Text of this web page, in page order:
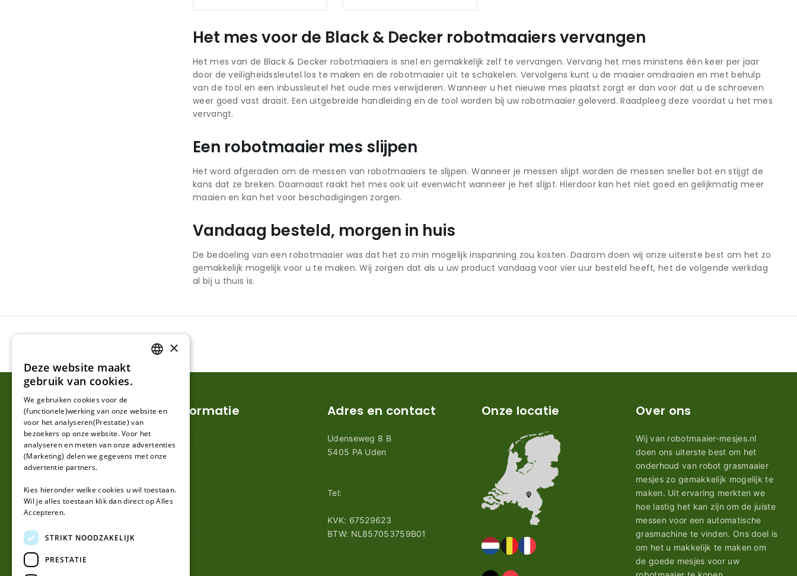
Het mes voor de Black & Decker robotmaaiers vervangen
Het mes van de Black & Decker robotmaaiers is snel en gemakkelijk zelf te vervangen. Vervang het mes minstens één keer per jaar
door de veiligheidssleutel los te maken en de robotmaaier uit te schakelen. Vervolgens kunt u de maaier omdraaien en met behulp
van de tool en een inbussleutel het oude mes verwijderen. Wanneer u het nieuwe mes plaatst zorgt er dan voor dat u de schroeven
weer goed vast draait. Een uitgebreide handleiding en de tool worden bij uw robotmaaier geleverd. Raadpleeg deze voordat u het mes
vervangt.
Een robotmaaier mes slijpen
Het word afgeraden om de messen van robotmaaiers te slijpen. Wanneer je messen slijpt worden de messen sneller bot en stijgt de
kans dat ze breken. Daarnaast raakt het mes ook uit evenwicht wanneer je het slijpt. Hierdoor kan het niet goed en gelijkmatig meer
maaien en kan het voor beschadigingen zorgen.
Vandaag besteld, morgen in huis
De bedoeling van een robotmaaier was dat het zo min mogelijk inspanning zou kosten. Daarom doen wij onze uiterste best om het zo
gemakkelijk mogelijk voor u te maken. Wij zorgen dat als u uw product vandaag voor vier uur besteld heeft, het de volgende werkdag
al bij u thuis is.
Klantenservice
Mijn account
Klantenservice
Over ons
Informatie
Privacy en Disclaimer
Adres en contact
Udenseweg 8 B
5405 PA Uden
Tel:
KVK: 67529623
BTW: NL857053759B01
Onze locatie Over ons
Wij van robotmaaier-mesjes.nl
doen ons uiterste best om het
onderhoud van robot grasmaaier
mesjes zo gemakkelijk mogelijk te
maken. Uit ervaring merkten we
hoe lastig het kan zijn om de juiste
messen voor een automatische
grasmachine te vinden. Ons doel is
om het u makkelijk te maken om
de goede mesjes voor uw
GERMAN
×
Deze website maakt
gebruik van cookies.
We gebruiken cookies voor de
(functionele)werking van onze website en
voor het analyseren(Prestatie) van
bezoekers op onze website. Voor het
analyseren en meten van onze advertenties
(Marketing) delen we gegevens met onze
advertentie partners.
Kies hieronder welke cookies u wil toestaan.
Wil je alles toestaan klik dan direct op Alles
Accepteren.
STRIKT NOODZAKELIJK
PRESTATIE